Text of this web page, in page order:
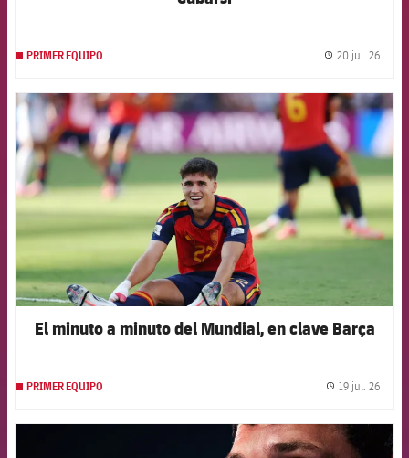
PRIMER EQUIPO 20 jul. 26
FCB Barcelona badge
El minuto a minuto del Mundial, en clave Barça
PRIMER EQUIPO 19 jul. 26
FCB Barcelona badge